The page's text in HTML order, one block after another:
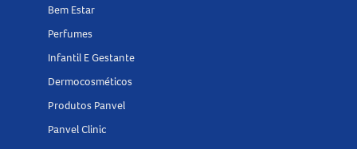
Bem Estar
Perfumes
Infantil E Gestante
Dermocosméticos
Produtos Panvel
Panvel Clinic